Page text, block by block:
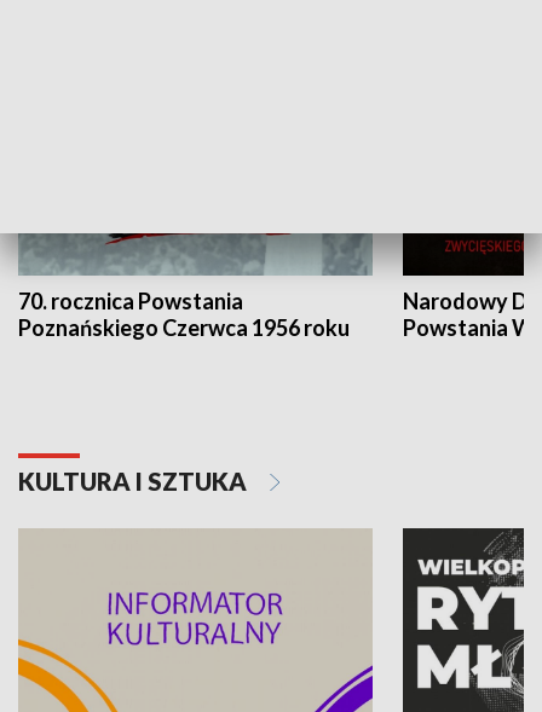
70. rocznica Powstania
Poznańskiego Czerwca 1956 roku
Narodowy
Powstania
KULTURA I SZTUKA